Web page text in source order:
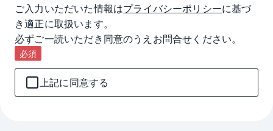
ご入力いただいた情報はプライバシーポリシーに基づ
き適正に取扱います。
必ずご一読いただき同意のうえお問合せください。
必須
上記に同意する